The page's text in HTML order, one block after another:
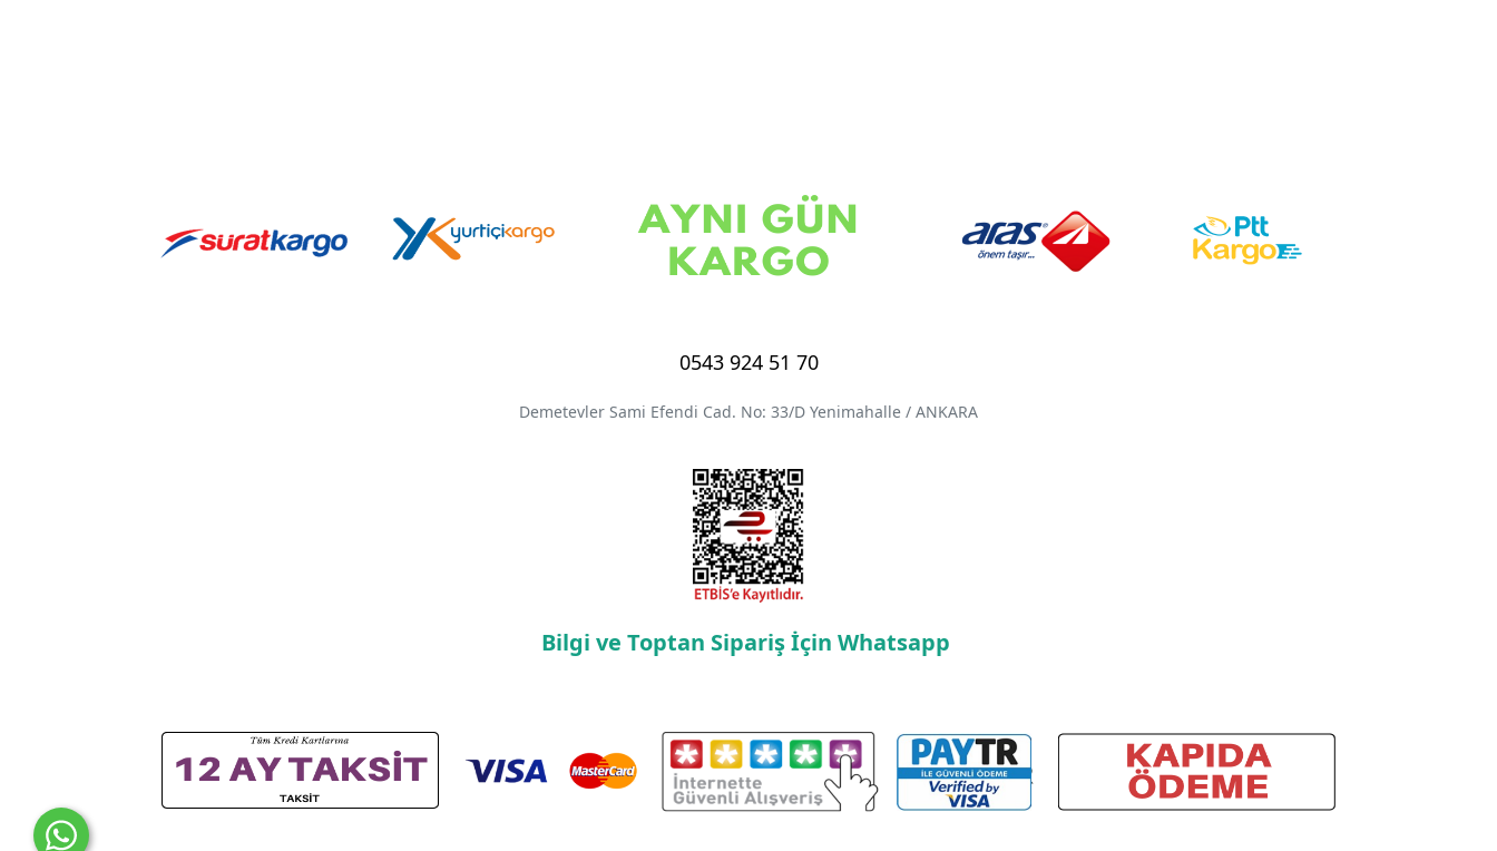
0543 924 51 70
Demetevler Sami Efendi Cad. No: 33/D Yenimahalle / ANKARA
Bilgi ve Toptan Sipariş İçin Whatsapp